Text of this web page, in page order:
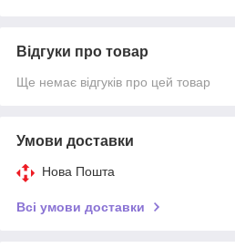
Відгуки про товар
Ще немає відгуків про цей товар
Умови доставки
Нова Пошта
Всі умови доставки